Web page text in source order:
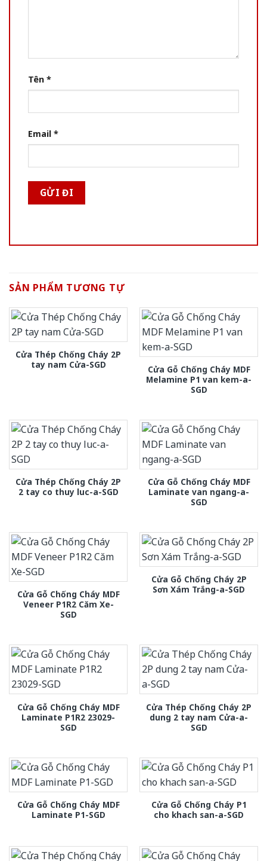
Tên *
Email *
SẢN PHẨM TƯƠNG TỰ
Cửa Thép Chống Cháy 2P
tay nam Cửa-SGD
Cửa Gỗ Chống Cháy MDF
Melamine P1 van kem-a-
SGD
Cửa Thép Chống Cháy 2P
2 tay co thuy luc-a-SGD
Cửa Gỗ Chống Cháy MDF
Laminate van ngang-a-
SGD
Cửa Gỗ Chống Cháy MDF
Veneer P1R2 Căm Xe-
SGD
Cửa Gỗ Chống Cháy 2P
Sơn Xám Trắng-a-SGD
Cửa Gỗ Chống Cháy MDF
Laminate P1R2 23029-
SGD
Cửa Thép Chống Cháy 2P
dung 2 tay nam Cửa-a-
SGD
Cửa Gỗ Chống Cháy MDF
Laminate P1-SGD
Cửa Gỗ Chống Cháy P1
cho khach san-a-SGD